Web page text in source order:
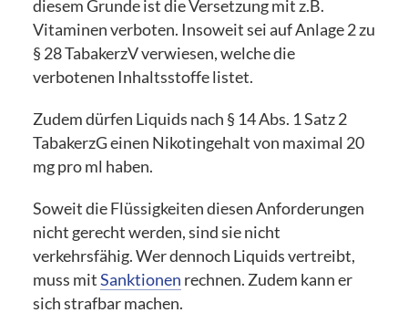
diesem Grunde ist die Versetzung mit z.B.
Vitaminen verboten. Insoweit sei auf Anlage 2 zu
§ 28 TabakerzV verwiesen, welche die
verbotenen Inhaltsstoffe listet.
Zudem dürfen Liquids nach § 14 Abs. 1 Satz 2
TabakerzG einen Nikotingehalt von maximal 20
mg pro ml haben.
Soweit die Flüssigkeiten diesen Anforderungen
nicht gerecht werden, sind sie nicht
verkehrsfähig. Wer dennoch Liquids vertreibt,
muss mitSanktionen rechnen. Zudem kann er
sich strafbar machen.